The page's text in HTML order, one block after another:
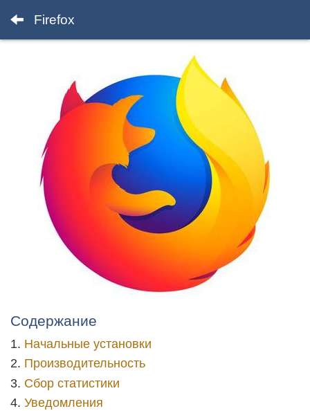
Firefox
Содержание
Начальные установки
Производительность
Сбор статистики
Уведомления